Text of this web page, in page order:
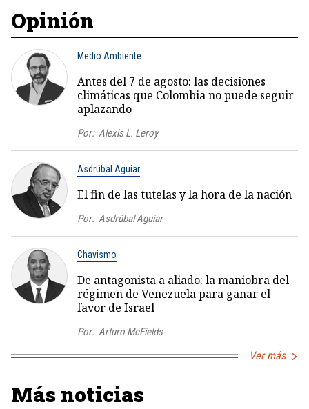
Opinión
Medio Ambiente
Antes del 7 de agosto: las decisiones
climáticas que Colombia no puede seguir
aplazando
Por: Alexis L. Leroy
Asdrúbal Aguiar
El fin de las tutelas y la hora de la nación
Por: Asdrúbal Aguiar
Chavismo
De antagonista a aliado: la maniobra del
régimen de Venezuela para ganar el
favor de Israel
Por: Arturo McFields
Ver más
Más noticias